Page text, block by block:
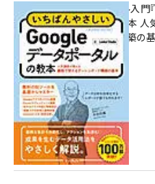
無料BIツール入門
ポータルの教本 人
シュボード構築の
7月31日 10:00